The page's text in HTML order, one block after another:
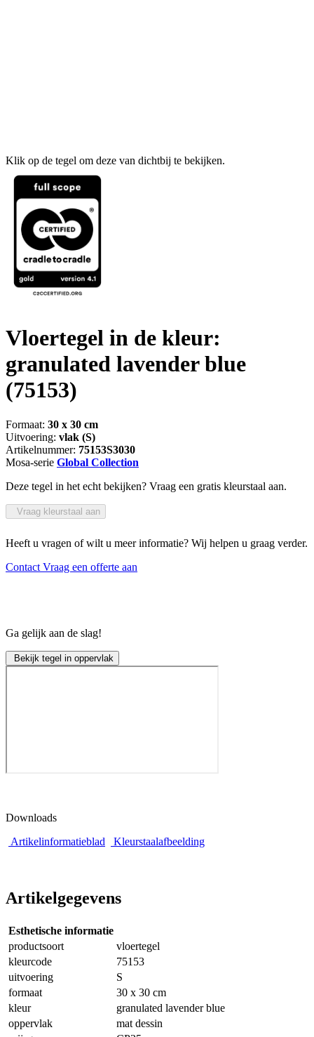
Klik op de tegel om deze van dichtbij te bekijken.
Vloertegel in de kleur:
granulated lavender blue
(75153)
Formaat: 30 x 30 cm
Uitvoering: vlak (S)
Artikelnummer: 75153S3030
Mosa-serie Global Collection
Deze tegel in het echt bekijken? Vraag een gratis kleurstaal aan.
Vraag kleurstaal aan
Heeft u vragen of wilt u meer informatie? Wij helpen u graag verder.
Contact Vraag een offerte aan
Ga gelijk aan de slag!
Bekijk tegel in oppervlak
Downloads
Artikelinformatieblad
Kleurstaalafbeelding
Artikelgegevens
Esthetische informatie
productsoort
vloertegel
kleurcode
75153
uitvoering
S
formaat
30 x 30 cm
kleur
granulated lavender blue
oppervlak
mat dessin